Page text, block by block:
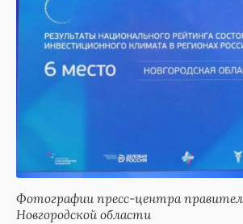
Фотографии пресс-центра
Новгородской области